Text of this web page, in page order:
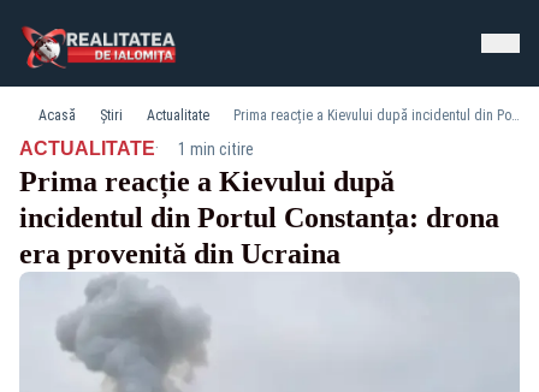
Acasă Știri Actualitate Prima reacție a Kievului după incidentul din Portul Constanța: drona era provenită din Ucraina
ACTUALITATE· 1 min citire
Prima reacție a Kievului după
incidentul din Portul Constanța: drona
era provenită din Ucraina